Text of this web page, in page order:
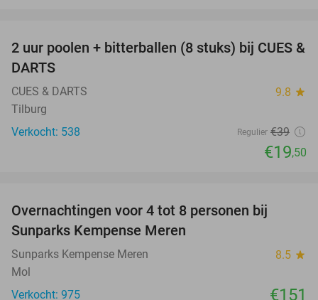
50%
2 uur poolen + bitterballen (8 stuks) bij CUES &
DARTS
CUES & DARTS 9.8 star
Tilburg
Verkocht: 538
Regulier €39
€19,50
Overnachtingen voor 4 tot 8 personen bij
Sunparks Kempense Meren
Sunparks Kempense Meren 8.5 star
Mol
Verkocht: 975
€151